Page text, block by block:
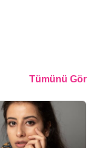
Tümünü Gör